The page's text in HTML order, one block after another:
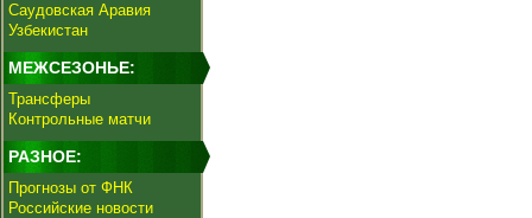
Саудовская Аравия
Узбекистан
МЕЖСЕЗОНЬЕ:
Трансферы
Контрольные матчи
РАЗНОЕ:
Прогнозы от ФНК
Российские новости